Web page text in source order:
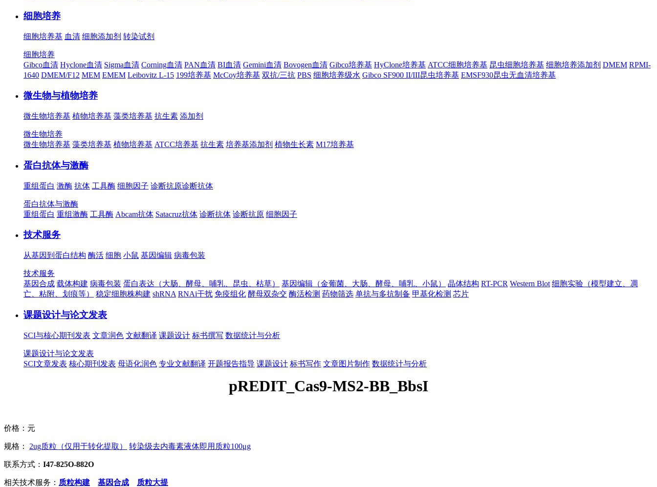
细胞培养
细胞培养基 血清 细胞添加剂 转染试剂
细胞培养
Gibco血清 Hyclone血清 Sigma血清 Corning血清 PAN血清 BI血清 Gemini血清 Bovogen血清 Gibco培养基 HyClone培养基 ATCC细胞培养基 昆虫细胞培养基 细胞培养添加剂 DMEM RPMI-
1640 DMEM/F12 MEM EMEM Leibovitz L-15 199培养基 McCoy培养基 双抗/三抗 PBS 细胞培养级水 Gibco SF900 II/III昆虫培养基 EMSF930昆虫无血清培养基
微生物与植物培养
微生物培养基 植物培养基 藻类培养基 抗生素 添加剂
微生物培养
微生物培养基 藻类培养基 植物培养基 ATCC培养基 抗生素 培养基添加剂 植物生长素 M17培养基
蛋白抗体与激酶
重组蛋白 激酶 抗体 工具酶 细胞因子 诊断抗原诊断抗体
蛋白抗体与激酶
重组蛋白 重组激酶 工具酶 Abcam抗体 Satacruz抗体 诊断抗体 诊断抗原 细胞因子
技术服务
从基因到蛋白结构 酶活 细胞 小鼠 基因编辑 病毒包装
技术服务
基因合成 载体构建 病毒包装 蛋白表达（大肠、酵母、哺乳、昆虫、枯草） 基因编辑（金葡菌、大肠、酵母、哺乳、小鼠） 晶体结构 RT-PCR Western Blot 细胞实验（模型建立、凋
亡、粘附、划痕等）
稳定细胞株构建 shRNA RNAi干扰 免疫组化 酵母双杂交 酶活检测 药物筛选 单抗与多抗制备 甲基化检测 芯片
课题设计与论文发表
SCI与核心期刊发表 文章润色 文献翻译 课题设计 标书撰写 数据统计与分析
课题设计与论文发表
SCI文章发表 核心期刊发表 母语化润色 专业文献翻译 开题报告指导 课题设计 标书写作 文章图片制作 数据统计与分析
pREDIT_Cas9-MS2-BB_BbsI
价格： 元
规格： 2ug质粒（仅用于转化提取） 转染级去内毒素液体即用质粒100μg
联系方式： I47-825O-882O
相关技术服务： 质粒构建 基因合成 质粒大提